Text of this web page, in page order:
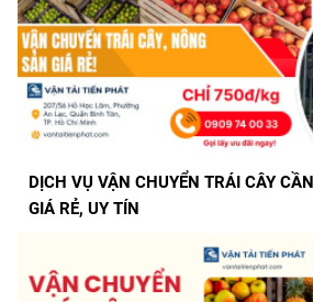
DỊCH VỤ VẬN CHUYỂN TRÁI CÂY
GIÁ RẺ, UY TÍN